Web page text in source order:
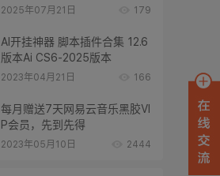
2025年07月21日 179
AI开挂神器 脚本插件合集 12.6
版本Ai CS6-2025版本
2023年04月21日 166
每月赠送7天网易云音乐黑胶VI
P会员，先到先得
2023年05月10日 2444